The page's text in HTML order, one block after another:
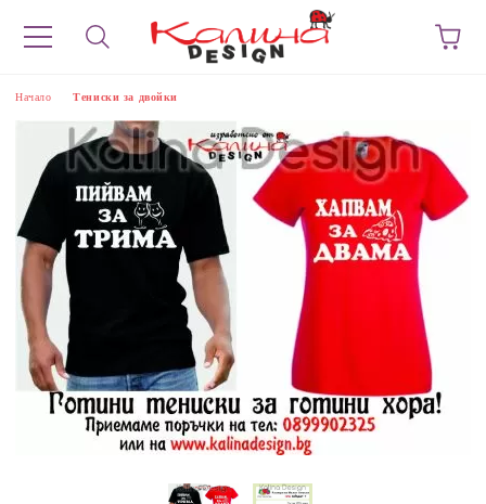
Начало Тениски за двойки